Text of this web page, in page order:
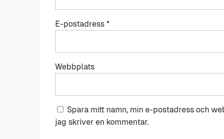
E-postadress *
Webbplats
Spara mitt namn, min e-postadress och
jag skriver en kommentar.